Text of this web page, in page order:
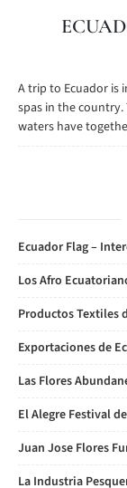
A trip to Ecuador is
spas in the
waters have
Ecuador Flag –
Los Afro
Productos Textiles
Exportaciones de
Las Flores
El Alegre Festival
Juan Jose Flores
La Industria